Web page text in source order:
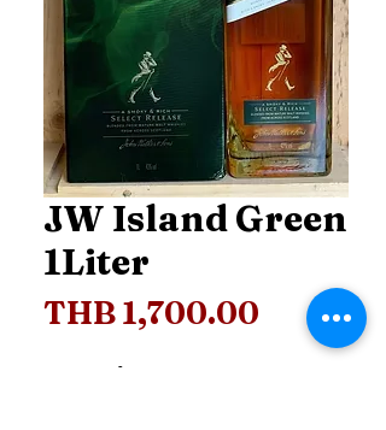
JW Island Green
1Liter
THB 1,700.00 Price
*